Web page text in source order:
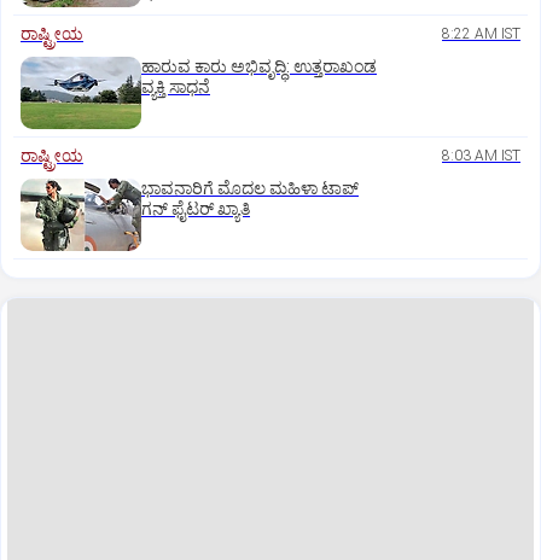
ರಾಷ್ಟ್ರೀಯ 8:22 AM IST
ಹಾರುವ ಕಾರು ಅಭಿವೃದ್ಧಿ: ಉತ್ತರಾಖಂಡ
ವ್ಯಕ್ತಿ ಸಾಧನೆ
ರಾಷ್ಟ್ರೀಯ 8:03 AM IST
ಭಾವನಾರಿಗೆ ಮೊದಲ ಮಹಿಳಾ ಟಾಪ್‌
ಗನ್‌ ಫೈಟರ್‌ ಖ್ಯಾತಿ